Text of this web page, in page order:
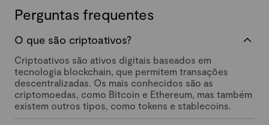
Perguntas frequentes
O que são criptoativos?
Criptoativos são ativos digitais baseados em
tecnologia blockchain, que permitem transações
descentralizadas. Os mais conhecidos são as
criptomoedas, como Bitcoin e Ethereum, mas também
existem outros tipos, como tokens e stablecoins.